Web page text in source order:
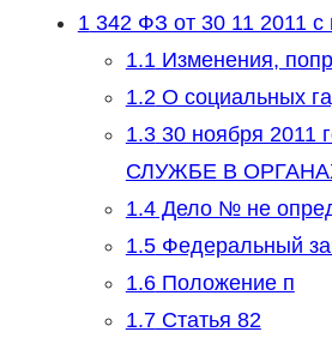
1342 ФЗ от 30 11 2011
1.1Изменения,
1.2О социальных
1.330 ноября
СЛУЖБЕ В
1.4Дело № не
1.5Федеральный
1.6Положение п
1.7Статья 82